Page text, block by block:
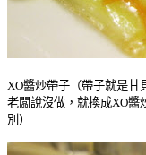
XO醬炒帶子（帶子就是甘
老闆說沒做，就換成XO醬
別）